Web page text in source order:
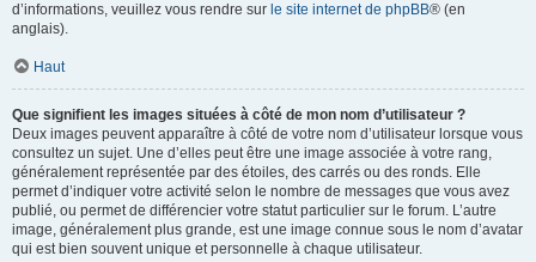
d’informations, veuillez vous rendre sur le site internet de phpBB® (en
anglais).
Haut
Que signifient les images situées à côté de mon nom d’utilisateur ?
Deux images peuvent apparaître à côté de votre nom d’utilisateur lorsque vous
consultez un sujet. Une d’elles peut être une image associée à votre rang,
généralement représentée par des étoiles, des carrés ou des ronds. Elle
permet d’indiquer votre activité selon le nombre de messages que vous avez
publié, ou permet de différencier votre statut particulier sur le forum. L’autre
image, généralement plus grande, est une image connue sous le nom d’avatar
qui est bien souvent unique et personnelle à chaque utilisateur.